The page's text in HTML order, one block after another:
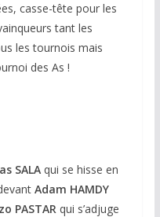
casse-tête pour les
tant les
les tournois mais
des As !
SALAqui se hisse en
Adam HAMDY
PASTAR qui s’adjuge